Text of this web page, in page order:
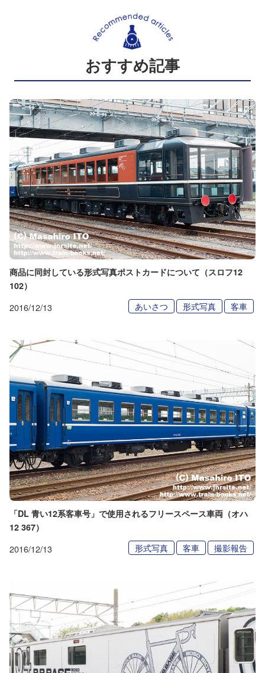
おすすめ記事
商品に同封している形式写真ポストカードについて（スロフ12
102）
2016/12/13 あいさつ 形式写真 客車
「DL 青い12系客車号」で使用されるフリースペース車両（オハ
12 367）
2016/12/13 形式写真 客車 撮影報告